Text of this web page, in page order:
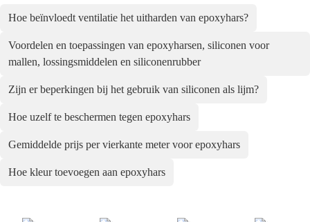
Hoe beïnvloedt ventilatie het uitharden van epoxyhars?
Voordelen en toepassingen van epoxyharsen, siliconen voor
mallen, lossingsmiddelen en siliconenrubber
Zijn er beperkingen bij het gebruik van siliconen als lijm?
Hoe uzelf te beschermen tegen epoxyhars
Gemiddelde prijs per vierkante meter voor epoxyhars
Hoe kleur toevoegen aan epoxyhars